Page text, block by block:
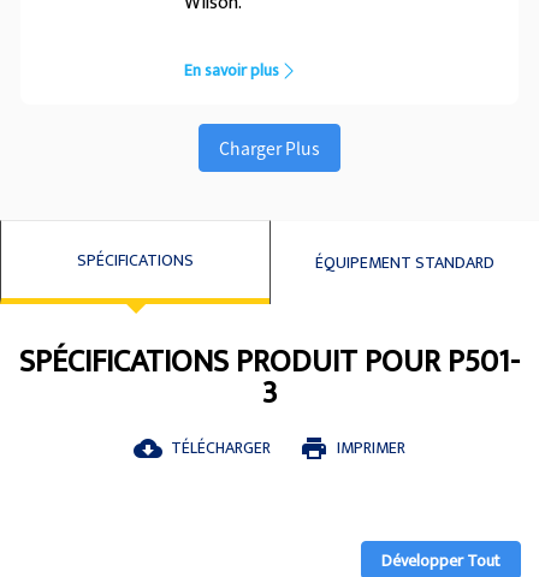
En savoir plus
Charger Plus
SPÉCIFICATIONS ÉQUIPEMENT STANDARD
SPÉCIFICATIONS PRODUIT POUR P501-
3
cloud_download TÉLÉCHARGER print IMPRIMER
Développer Tout